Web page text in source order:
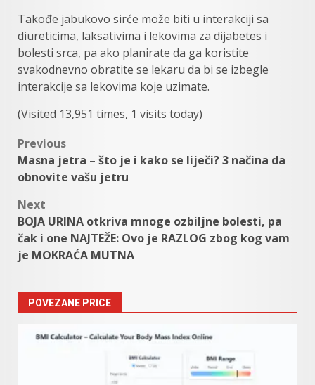
Takođe jabukovo sirće može biti u interakciji sa
diureticima, laksativima i lekovima za dijabetes i
bolesti srca, pa ako planirate da ga koristite
svakodnevno obratite se lekaru da bi se izbegle
interakcije sa lekovima koje uzimate.
(Visited 13,951 times, 1 visits today)
Post
navigation
Previous
Masna jetra – što je i kako se liječi? 3 načina da
obnovite vašu jetru
Next
BOJA URINA otkriva mnoge ozbiljne bolesti, pa
čak i one NAJTEŽE: Ovo je RAZLOG zbog kog vam
je MOKRAĆA MUTNA
POVEZANE PRICE